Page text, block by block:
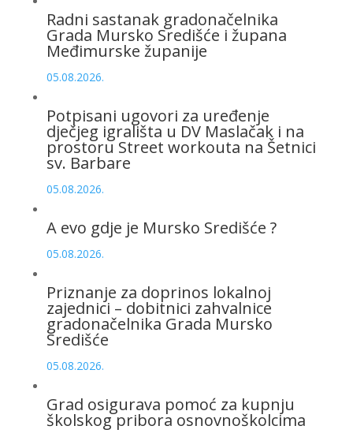
Radni sastanak gradonačelnika
Grada Mursko Središće i župana
Međimurske županije
05.08.2026.
Potpisani ugovori za uređenje
dječjeg igrališta u DV Maslačak i na
prostoru Street workouta na Šetnici
sv. Barbare
05.08.2026.
A evo gdje je Mursko Središće ?
05.08.2026.
Priznanje za doprinos lokalnoj
zajednici – dobitnici zahvalnice
gradonačelnika Grada Mursko
Središće
05.08.2026.
Grad osigurava pomoć za kupnju
školskog pribora osnovnoškolcima